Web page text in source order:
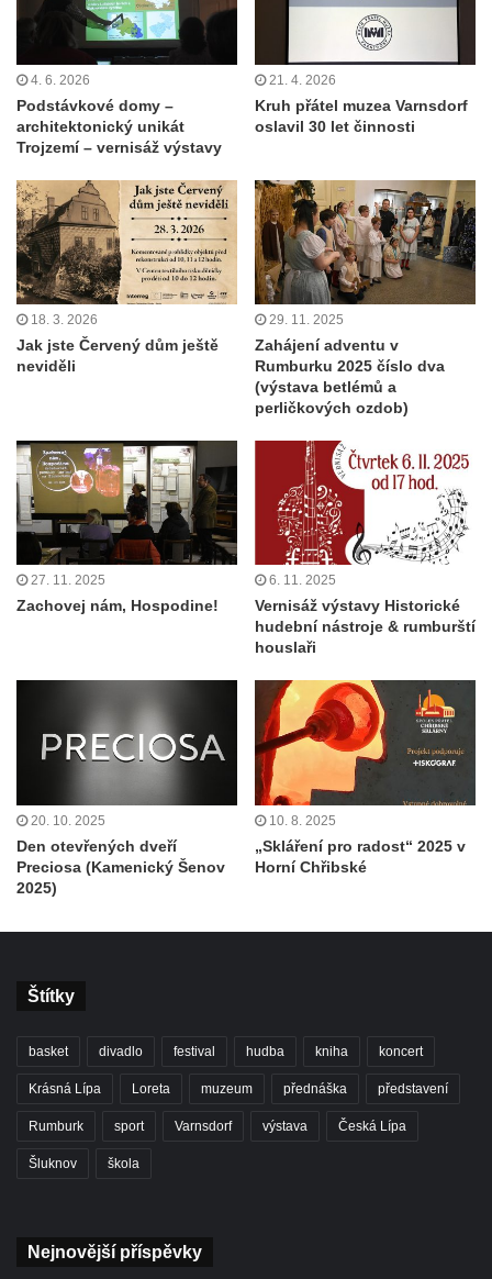
4. 6. 2026
Podstávkové domy –
architektonický unikát
Trojzemí – vernisáž výstavy
21. 4. 2026
Kruh přátel muzea Varnsdorf
oslavil 30 let činnosti
18. 3. 2026
Jak jste Červený dům ještě
neviděli
29. 11. 2025
Zahájení adventu v
Rumburku 2025 číslo dva
(výstava betlémů a
perličkových ozdob)
27. 11. 2025
Zachovej nám, Hospodine!
6. 11. 2025
Vernisáž výstavy Historické
hudební nástroje & rumburští
houslaři
20. 10. 2025
Den otevřených dveří
Preciosa (Kamenický Šenov
2025)
10. 8. 2025
„Skláření pro radost“ 2025 v
Horní Chřibské
Štítky
basket divadlo festival hudba kniha koncert
Krásná Lípa Loreta muzeum přednáška představení
Rumburk sport Varnsdorf výstava Česká Lípa
Šluknov škola
Nejnovější příspěvky